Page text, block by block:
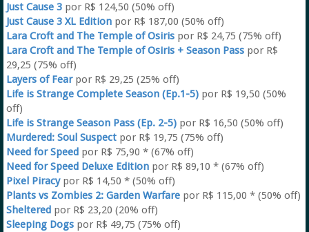
Just Cause 3 por R$ 124,50 (50% off)
Just Cause 3 XL Editionpor R$ 187,00 (50% off)
Lara Croft and The Temple of Osirispor R$ 24,75 (75% off)
Lara Croft and The Temple of Osiris + Season Passpor R$
29,25 (75% off)
Layers of Fearpor R$ 29,25 (25% off)
Life is Strange Complete Season (Ep.1-5)por R$ 19,50 (50%
off)
Life is Strange Season Pass (Ep. 2-5)por R$ 16,50 (50% off)
Murdered: Soul Suspectpor R$ 19,75 (75% off)
Need for Speed por R$ 75,90 * (67% off)
Need for Speed Deluxe Editionpor R$ 89,10 * (67% off)
Pixel Piracypor R$ 14,50 * (50% off)
Plants vs Zombies 2: Garden Warfarepor R$ 115,00 * (50% off)
Sheltered por R$ 23,20 (20% off)
Sleeping Dogs por R$ 49,75 (75% off)